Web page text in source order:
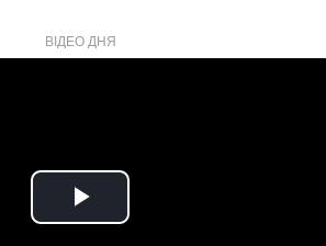
ВІДЕО ДНЯ
Play